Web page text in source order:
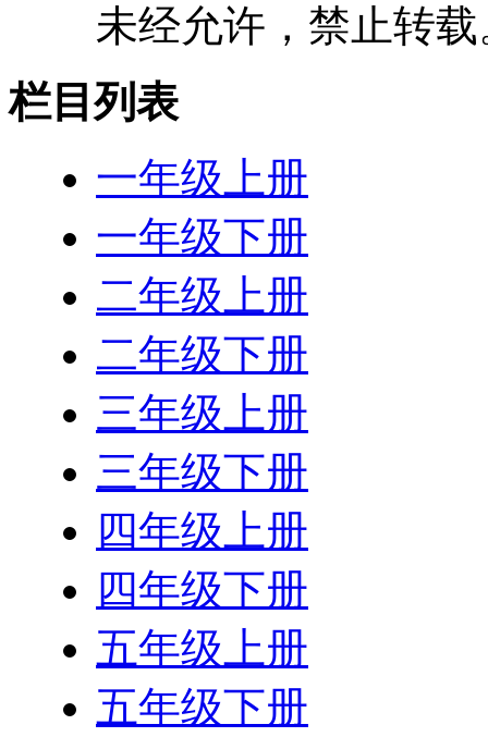
未经允许，禁止转载
栏目列表
一年级上册
一年级下册
二年级上册
二年级下册
三年级上册
三年级下册
四年级上册
四年级下册
五年级上册
五年级下册